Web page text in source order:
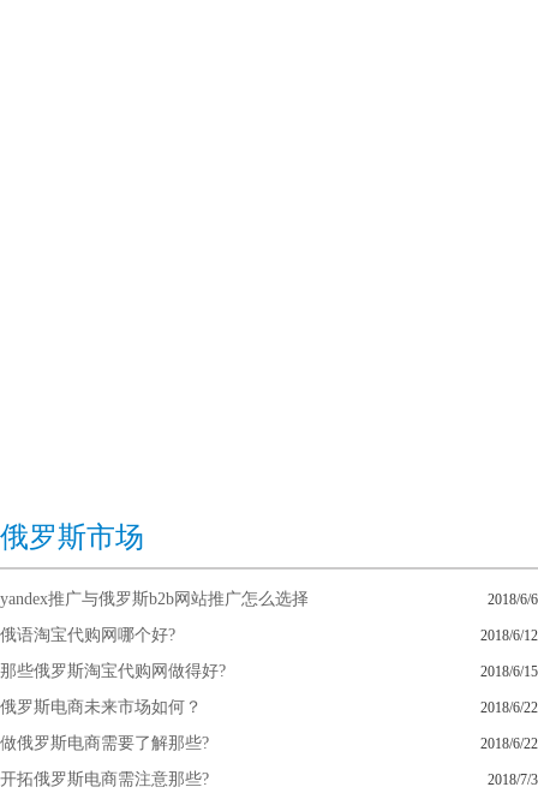
俄罗斯市场
yandex推广与俄罗斯b2b网站推广怎么选择 2018/6/6
俄语淘宝代购网哪个好? 2018/6/12
那些俄罗斯淘宝代购网做得好? 2018/6/15
俄罗斯电商未来市场如何？ 2018/6/22
做俄罗斯电商需要了解那些? 2018/6/22
开拓俄罗斯电商需注意那些? 2018/7/3